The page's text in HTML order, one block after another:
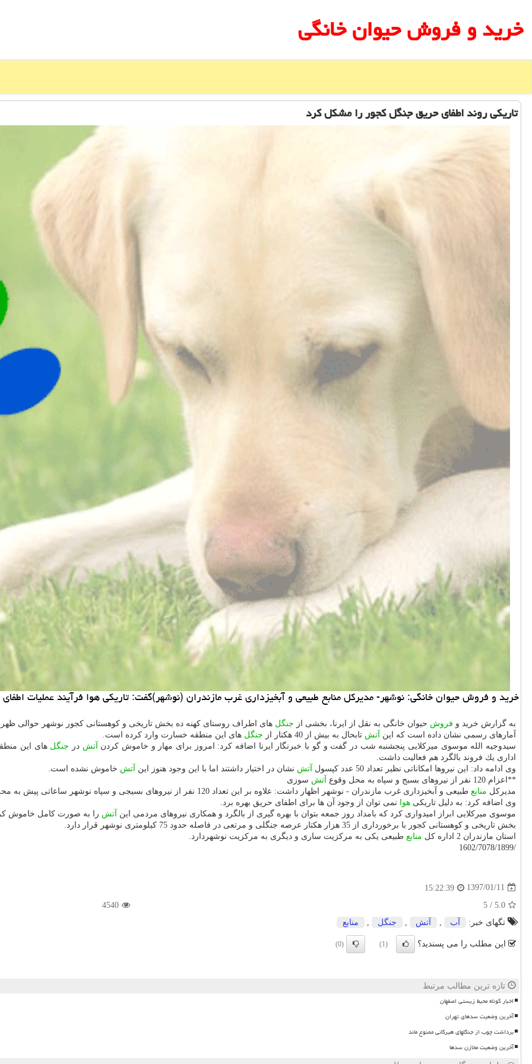
خرید و فروش حیوان خانگی
تاریكی روند اطفای حریق جنگل كجور را مشكل كرد
خرید و فروش حیوان خانگی: نوشهر- مدیركل منابع طبیعی و آبخیزداری غرب مازندران (نوشهر)گفت: تاریكی هوا فرآیند عملیات
به گزارش خرید و فروش حیوان خانگی به نقل از ایرنا، بخشی از جنگل های اطراف روستای كهنه ده بخش تاریخی و كوهستانی كجور نوشهر حوالی
آمارهای رسمی نشان داده است كه این آتش تابحال به بیش از 40 هكتار از جنگل های این منطقه خسارت وارد كرده است.
سیدوجیه الله موسوی میركلایی پنجشنبه شب در گفت و گو با خبرنگار ایرنا اضافه كرد: امروز برای مهار و خاموش كردن آتش در جنگل
اداری یك فروند بالگرد هم فعالیت داشت.
وی ادامه داد: این نیروها امكاناتی نظیر تعداد 50 عدد كپسول
آتش نشان در اختیار داشتند اما با این وجود هنوز این آتش خاموش نشده است.
**اعزام 120 نفر از نیروهای بسبج و سپاه به محل وقوع
آتش سوزی
مدیركل منابع طبیعی و آبخیزداری غرب مازندران - نوشهر اظهار داشت: علاوه بر این تعداد 120 نفر از نیروهای بسیجی و سپاه نوشهر ساعاتی پیش به محل وقوع
وی اضافه كرد: به دلیل تاریكی هوا نمی توان از وجود آن ها برای اطفای حریق بهره برد.
موسوی میركلایی ابراز امیدواری كرد كه بامداد روز جمعه بتوان با بهره گیری از بالگرد و همكاری نیروهای مردمی این آتش را به صورت كامل خاموش
بخش تاریخی و كوهستانی كجور با برخورداری از 35 هزار هكتار عرصه جنگلی و مرتعی در فاصله حدود 75 كیلومتری نوشهر قرار دارد.
استان مازندران 2 اداره كل
منابع طبیعی یكی به مركزیت ساری و دیگری به مركزیت نوشهردارد.
/1602/7078/1899
1397/01/11
15:22:39
5.0
/
5
4540
تگهای خبر:
آب آتش جنگل منابع
این مطلب را می پسندید؟ (1)
(0)
تازه ترین مطالب مرتبط
اخبار کوتاه محیط زیستی اصفهان
آخرین وضعیت سدهای تهران
برداشت چوب از جنگلهای هیرکانی ممنوع ماند
آخرین وضعیت مخازن سدها